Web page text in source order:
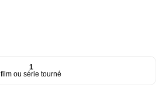
1
film ou série tourné